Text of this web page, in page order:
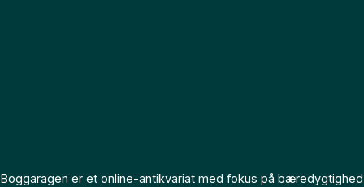
Boggaragen er et online-antikvariat med fokus på bæredygtighed